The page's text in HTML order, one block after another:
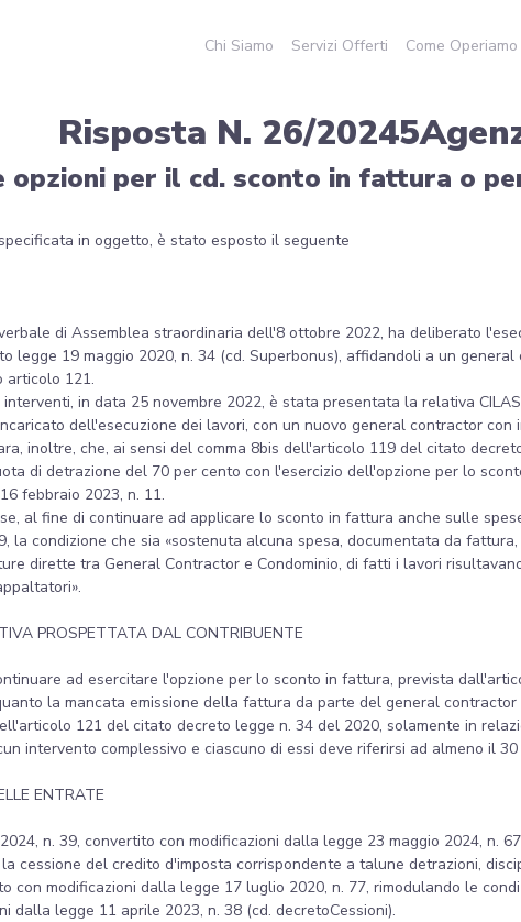
Chi Siamo Servizi Offerti Come Operiamo
Risposta N. 26/
opzioni per il cd. sconto in fattura o
in oggetto, è stato esposto il seguente
di Assemblea straordinaria dell'8 ottobre 2022, ha deliberato
legge 19 maggio 2020, n. 34 (cd. Superbonus), affidandoli a un
articolo 121.
in data 25 novembre 2022, è stata presentata la relativa
dell'esecuzione dei lavori, con un nuovo general contractor
inoltre, che, ai sensi del comma 8bis dell'articolo 119 del citato
di detrazione del 70 per cento con l'esercizio dell'opzione per lo
febbraio 2023, n. 11.
al fine di continuare ad applicare lo sconto in fattura anche sulle
la condizione che sia «sostenuta alcuna spesa, documentata da
dirette tra General Contractor e Condominio, di fatti i lavori
PROSPETTATA DAL CONTRIBUENTE
ad esercitare l'opzione per lo sconto in fattura, prevista
la mancata emissione della fattura da parte del general
121 del citato decreto legge n. 34 del 2020, solamente in
intervento complessivo e ciascuno di essi deve riferirsi ad almeno il
ENTRATE
n. 39, convertito con modificazioni dalla legge 23 maggio 2024, n.
cessione del credito d'imposta corrispondente a talune detrazioni,
con modificazioni dalla legge 17 luglio 2020, n. 77, rimodulando le
dalla legge 11 aprile 2023, n. 38 (cd. decretoCessioni).